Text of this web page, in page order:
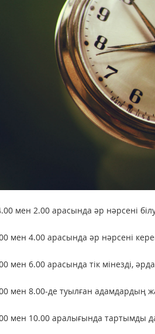
мен 2.00 арасында әр нәрсені
мен 4.00 арасында әр нәрсені
мен 6.00 арасында тік мінезді,
мен 8.00-де туылған адамдардың
мен 10.00 аралығында тартымды